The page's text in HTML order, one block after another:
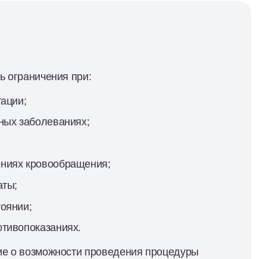
ограничения при:
заболеваниях;
кровообращения;
о возможности проведения процедуры